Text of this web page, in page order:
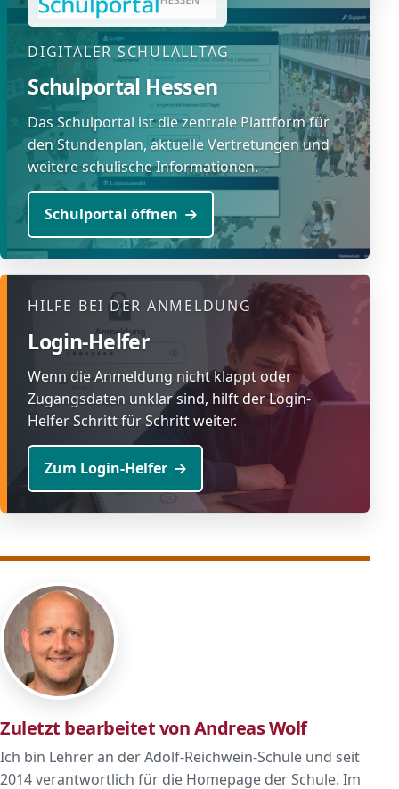
DIGITALER SCHULALLTAG
Schulportal Hessen
Das Schulportal ist die zentrale Plattform für
den Stundenplan, aktuelle Vertretungen und
weitere schulische Informationen.
Schulportal öffnen(öffnet in neuem Fenster)
HILFE BEI DER ANMELDUNG
Login-Helfer
Wenn die Anmeldung nicht klappt oder
Zugangsdaten unklar sind, hilft der Login-
Helfer Schritt für Schritt weiter.
Zum Login-Helfer
Zuletzt bearbeitet von Andreas Wolf
Ich bin Lehrer an der Adolf-Reichwein-Schule und seit
2014 verantwortlich für die Homepage der Schule. Im